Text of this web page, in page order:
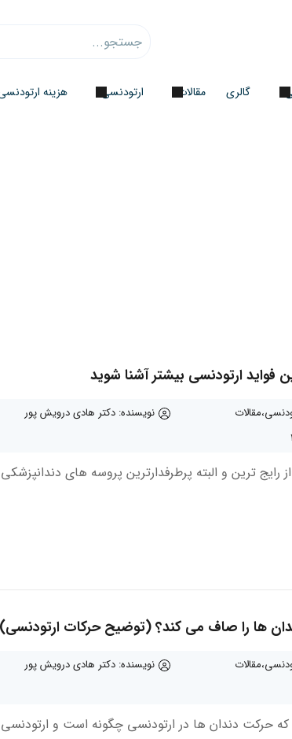
گالری مقالات ارتودنسی هزینه
مقالات نویسنده: دکتر هادی درویش پور
رایج ترین و البته پرطرفدارترین پروسه های
ها را صاف می‌ کند؟ (توضیح حرکات ارتودنسی)
مقالات نویسنده: دکتر هادی درویش پور
که حرکت دندان ها در ارتودنسی چگونه است و